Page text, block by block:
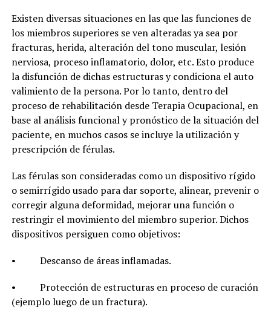
Existen diversas situaciones en las que las funciones de
los miembros superiores se ven alteradas ya sea por
fracturas, herida, alteración del tono muscular, lesión
nerviosa, proceso inflamatorio, dolor, etc. Esto produce
la disfunción de dichas estructuras y condiciona el auto
valimiento de la persona. Por lo tanto, dentro del
proceso de rehabilitación desde Terapia Ocupacional, en
base al análisis funcional y pronóstico de la situación del
paciente, en muchos casos se incluye la utilización y
prescripción de férulas.
Las férulas son consideradas como un dispositivo rígido
o semirrígido usado para dar soporte, alinear, prevenir o
corregir alguna deformidad, mejorar una función o
restringir el movimiento del miembro superior. Dichos
dispositivos persiguen como objetivos:
• Descanso de áreas inflamadas.
• Protección de estructuras en proceso de curación
(ejemplo luego de un fractura).